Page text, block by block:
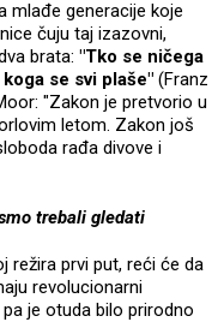
mlađe generacije koje
čuju taj izazovni,
brata: "Tko se ničega
se svi plaše" (Franz
"Zakon je pretvorio u
letom. Zakon još
rađa divove i
trebali gledati
režira prvi put, reći će da
revolucionarni
je otuda bilo prirodno